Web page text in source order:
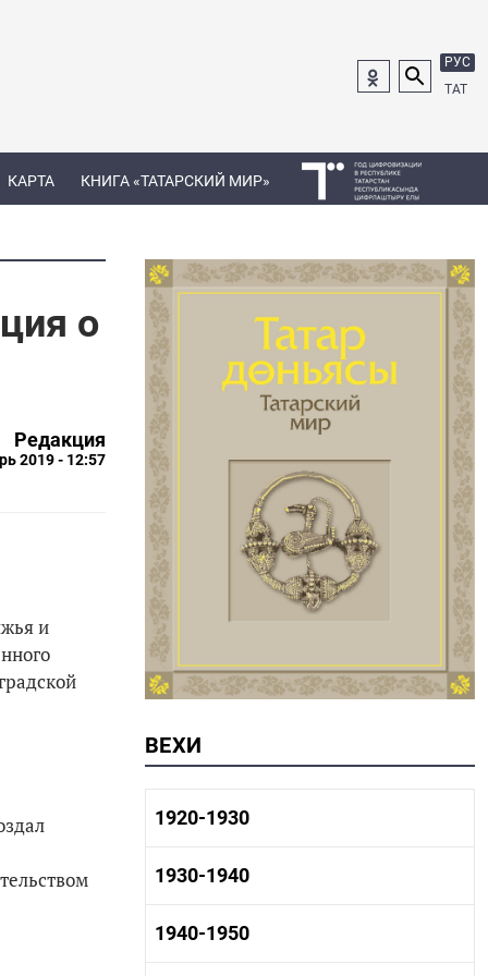
РУС
ТАТ
КАРТА КНИГА «ТАТАРСКИЙ МИР»
о
Редакция
2019 - 12:57
и
ВЕХИ
1920-1930
1920-1930 история
1920-1930 культура
1930-1940
1930-1940 история
1930-1940 культура
1940-1950